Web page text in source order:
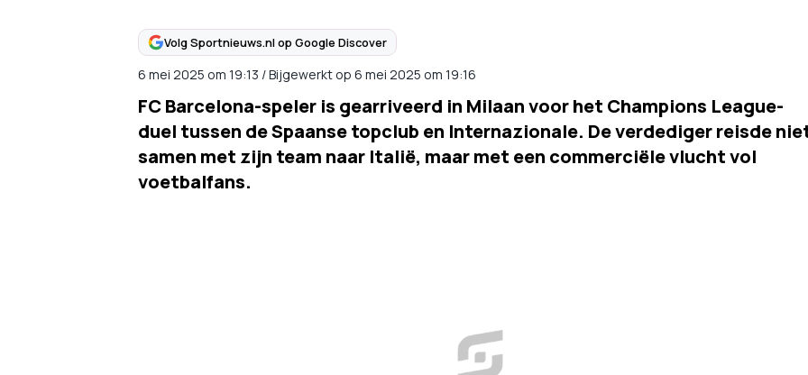
Volg Sportnieuws.nl op Google Discover
6 mei 2025 om 19:13 /Bijgewerkt op 6 mei 2025 om 19:16
FC Barcelona-speler is gearriveerd in Milaan voor het Champions League-
duel tussen de Spaanse topclub en Internazionale. De verdediger reisde
samen met zijn team naar Italië, maar met een commerciële vlucht vol
voetbalfans.